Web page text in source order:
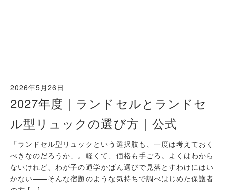
2026年5月26日
2027年度｜ランドセルとランドセ
ル型リュックの選び方｜公式
「ランドセル型リュックという選択肢も、一度は考えておく
べきなのだろうか」。軽くて、価格も手ごろ。よくはわから
ないけれど、わが子の通学かばん選びで見落とすわけにはい
かない——そんな宿題のような気持ちで調べはじめた保護者